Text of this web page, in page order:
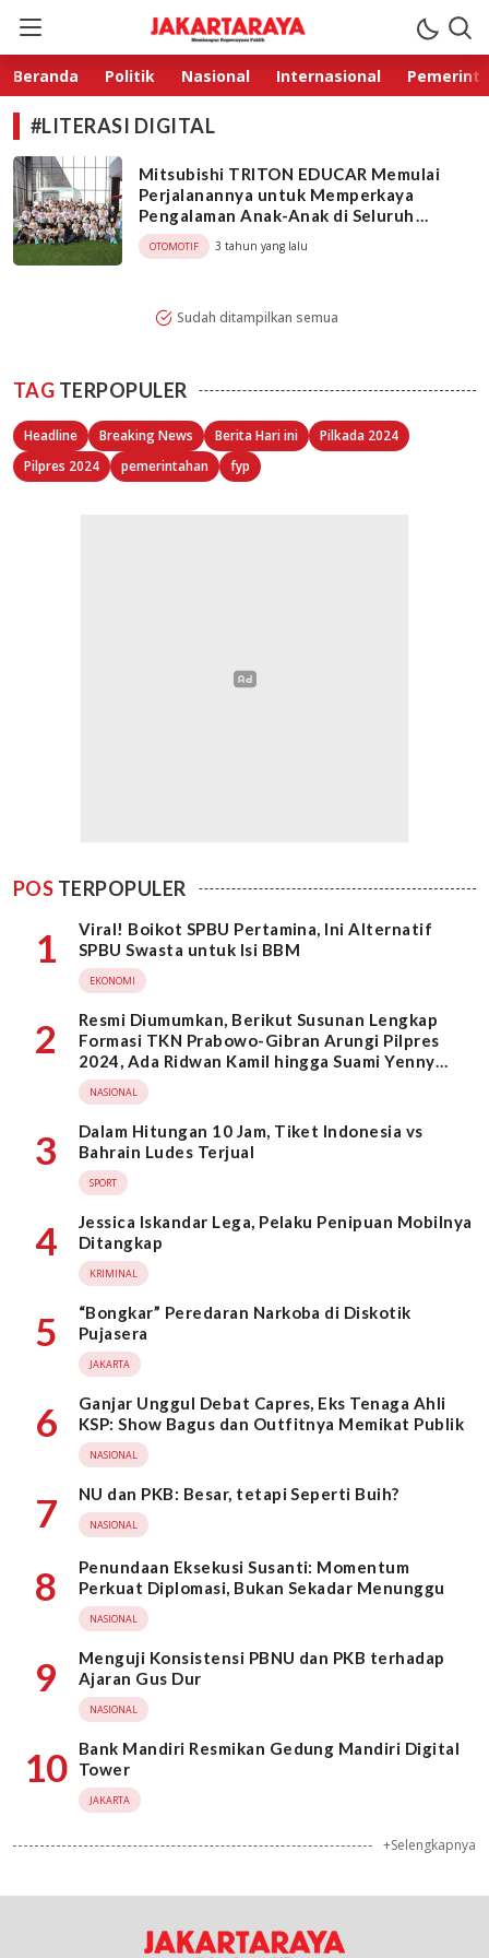
Jakarta Raya
Membangun Kepercayaan Publik
Beranda Politik Nasional Internasional
#LITERASI DIGITAL
Mitsubishi TRITON EDUCAR Memulai
Perjalanannya untuk Memperkaya
Pengalaman Anak-Anak di Seluruh
Indonesia
OTOMOTIF 3 tahun yang lalu
Sudah ditampilkan semua
TAG TERPOPULER
Headline Breaking News Berita Hari ini
Pilkada 2024
Pilpres 2024
pemerintahan fyp
POS TERPOPULER
1
Viral! Boikot SPBU Pertamina, Ini Alternatif
SPBU Swasta untuk Isi BBM
EKONOMI
2
Resmi Diumumkan, Berikut Susunan Lengkap
Formasi TKN Prabowo-Gibran Arungi Pilpres
2024, Ada Ridwan Kamil hingga Suami Yenny
Wahid
NASIONAL
3
Dalam Hitungan 10 Jam, Tiket Indonesia vs
Bahrain Ludes Terjual
SPORT
4
Jessica Iskandar Lega, Pelaku Penipuan Mobilnya
Ditangkap
KRIMINAL
5
“Bongkar” Peredaran Narkoba di Diskotik
Pujasera
JAKARTA
6
Ganjar Unggul Debat Capres, Eks Tenaga Ahli
KSP: Show Bagus dan Outfitnya Memikat Publik
NASIONAL
7 NU dan PKB: Besar, tetapi Seperti Buih?
NASIONAL
8
Penundaan Eksekusi Susanti: Momentum
Perkuat Diplomasi, Bukan Sekadar Menunggu
NASIONAL
9
Menguji Konsistensi PBNU dan PKB terhadap
Ajaran Gus Dur
NASIONAL
10
Bank Mandiri Resmikan Gedung Mandiri Digital
Tower
JAKARTA
+Selengkapnya